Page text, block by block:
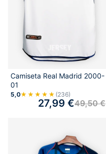
Camiseta Real Madrid 2000-
01
5,0★★★★★ (236)
49,50€
27,99 €